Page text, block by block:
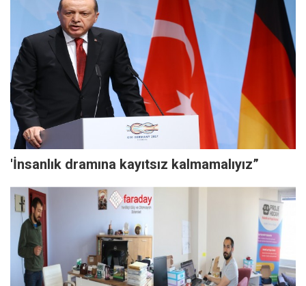
'İnsanlık dramına kayıtsız kalmamalıyız”